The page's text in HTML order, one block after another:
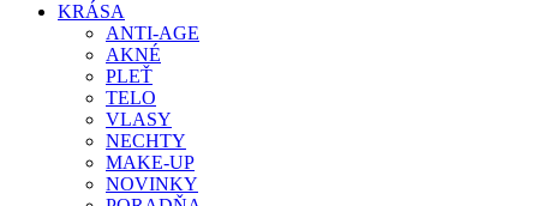
KRÁSA
ANTI-AGE
AKNÉ
PLEŤ
TELO
VLASY
NECHTY
MAKE-UP
NOVINKY